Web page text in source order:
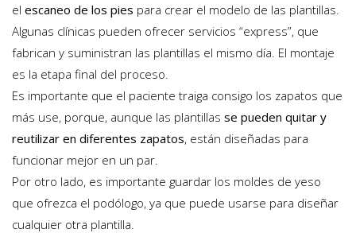
el escaneo de los pies para crear el modelo de las plantillas.
Algunas clínicas pueden ofrecer servicios “express”, que
fabrican y suministran las plantillas el mismo día. El montaje
es la etapa final del proceso.
Es importante que el paciente traiga consigo los zapatos que
más use, porque, aunque las plantillas se pueden quitar y
reutilizar en diferentes zapatos, están diseñadas para
funcionar mejor en un par.
Por otro lado, es importante guardar los moldes de yeso
que ofrezca el podólogo, ya que puede usarse para diseñar
cualquier otra plantilla.